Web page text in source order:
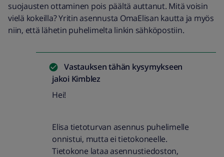
suojausten ottaminen pois päältä auttanut. Mitä voisin
vielä kokeilla? Yritin asennusta OmaElisan kautta ja myös
niin, että lähetin puhelimelta linkin sähköpostiin.
Vastauksen tähän kysymykseen
jakoi Kimblez
Hei!
Elisa tietoturvan asennus puhelimelle
onnistui, mutta ei tietokoneelle.
Tietokone lataa asennustiedoston,